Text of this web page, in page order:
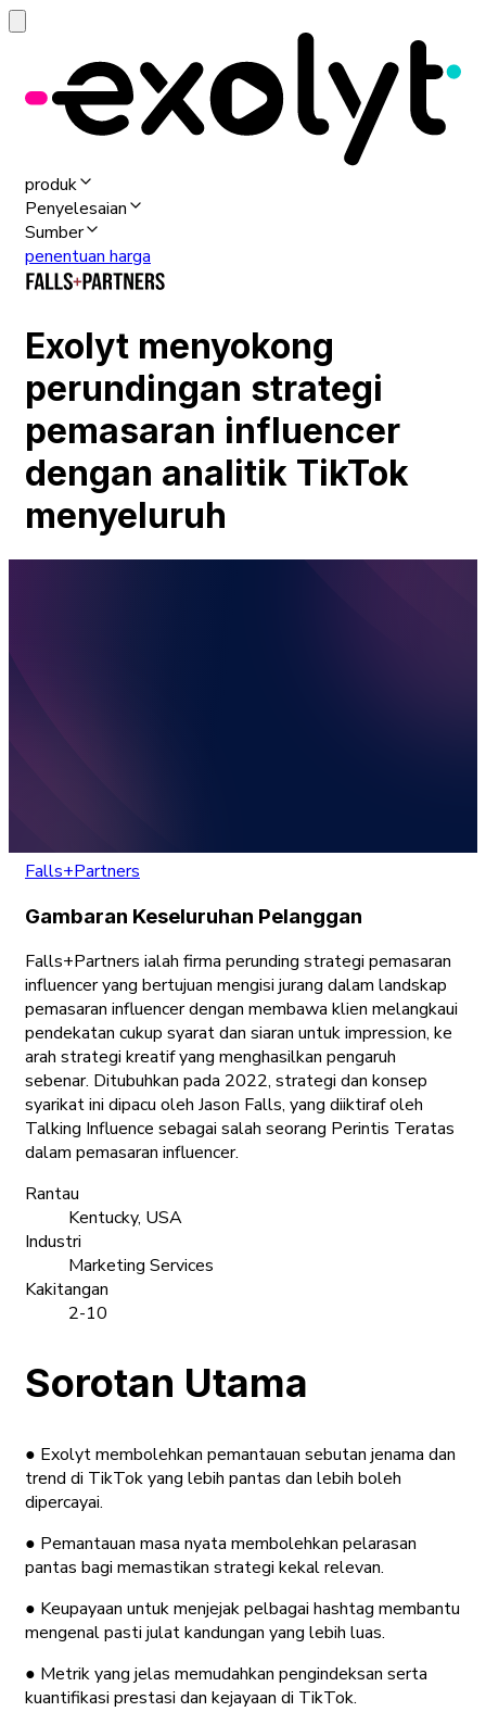
produk
Penyelesaian
Sumber
penentuan harga
Exolyt menyokong
perundingan strategi
pemasaran influencer
dengan analitik TikTok
menyeluruh
Falls+Partners
Gambaran Keseluruhan Pelanggan
Falls+Partners ialah firma perunding strategi pemasaran
influencer yang bertujuan mengisi jurang dalam landskap
pemasaran influencer dengan membawa klien melangkaui
pendekatan cukup syarat dan siaran untuk impression, ke
arah strategi kreatif yang menghasilkan pengaruh
sebenar. Ditubuhkan pada 2022, strategi dan konsep
syarikat ini dipacu oleh Jason Falls, yang diiktiraf oleh
Talking Influence sebagai salah seorang Perintis Teratas
dalam pemasaran influencer.
Rantau
Kentucky, USA
Industri
Marketing Services
Kakitangan
2-10
Sorotan Utama
● Exolyt membolehkan pemantauan sebutan jenama dan
trend di TikTok yang lebih pantas dan lebih boleh
dipercayai.
● Pemantauan masa nyata membolehkan pelarasan
pantas bagi memastikan strategi kekal relevan.
● Keupayaan untuk menjejak pelbagai hashtag membantu
mengenal pasti julat kandungan yang lebih luas.
● Metrik yang jelas memudahkan pengindeksan serta
kuantifikasi prestasi dan kejayaan di TikTok.